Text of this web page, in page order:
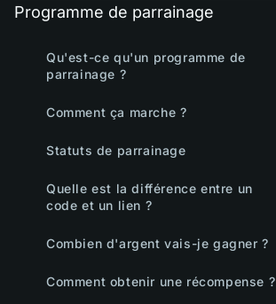
Programme de parrainage
Qu'est-ce qu'un programme de
parrainage ?
Comment ça marche ?
Statuts de parrainage
Quelle est la différence entre un
code et un lien ?
Combien d'argent vais-je gagner ?
Comment obtenir une récompense ?